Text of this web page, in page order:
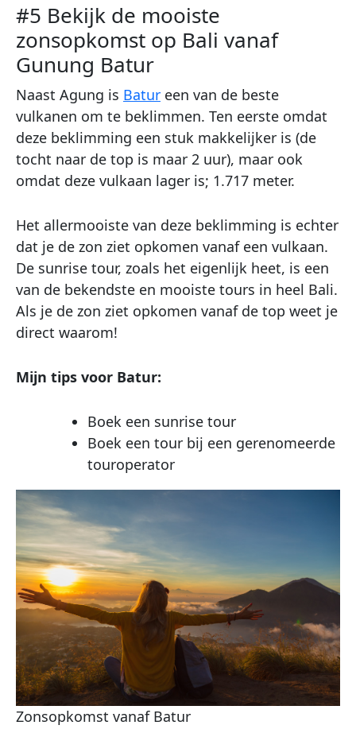
#5 Bekijk de mooiste
zonsopkomst op Bali vanaf
Gunung Batur
Naast Agung is Batur een van de beste
vulkanen om te beklimmen. Ten eerste omdat
deze beklimming een stuk makkelijker is (de
tocht naar de top is maar 2 uur), maar ook
omdat deze vulkaan lager is; 1.717 meter.
Het allermooiste van deze beklimming is echter
dat je de zon ziet opkomen vanaf een vulkaan.
De sunrise tour, zoals het eigenlijk heet, is een
van de bekendste en mooiste tours in heel Bali.
Als je de zon ziet opkomen vanaf de top weet je
direct waarom!
Mijn tips voor Batur:
Boek een sunrise tour
Boek een tour bij een gerenomeerde
touroperator
Zonsopkomst vanaf Batur